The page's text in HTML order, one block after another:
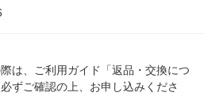
は、ご利用ガイド「返品・交換につ
ずご確認の上、お申し込みくださ